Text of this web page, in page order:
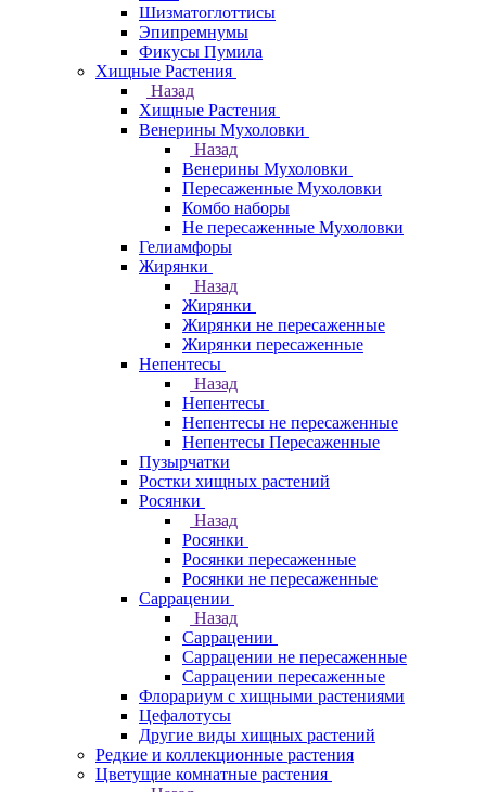
Шизматоглоттисы
Эпипремнумы
Фикусы Пумила
Хищные Растения
Назад
Хищные Растения
Венерины Мухоловки
Назад
Венерины Мухоловки
Пересаженные Мухоловки
Комбо наборы
Не пересаженные Мухоловки
Гелиамфоры
Жирянки
Назад
Жирянки
Жирянки не пересаженные
Жирянки пересаженные
Непентесы
Назад
Непентесы
Непентесы не пересаженные
Непентесы Пересаженные
Пузырчатки
Ростки хищных растений
Росянки
Назад
Росянки
Росянки пересаженные
Росянки не пересаженные
Саррацении
Назад
Саррацении
Саррацении не пересаженные
Саррацении пересаженные
Флорариум с хищными растениями
Цефалотусы
Другие виды хищных растений
Редкие и коллекционные растения
Цветущие комнатные растения